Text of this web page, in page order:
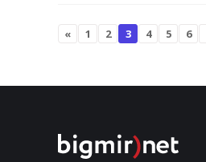
« 1 2 3 4 5 6